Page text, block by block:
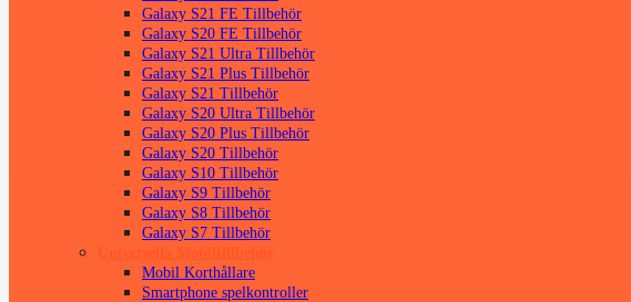
Galaxy S21 FE Tillbehör
Galaxy S20 FE Tillbehör
Galaxy S21 Ultra Tillbehör
Galaxy S21 Plus Tillbehör
Galaxy S21 Tillbehör
Galaxy S20 Ultra Tillbehör
Galaxy S20 Plus Tillbehör
Galaxy S20 Tillbehör
Galaxy S10 Tillbehör
Galaxy S9 Tillbehör
Galaxy S8 Tillbehör
Galaxy S7 Tillbehör
Mobil Korthållare
Smartphone spelkontroller